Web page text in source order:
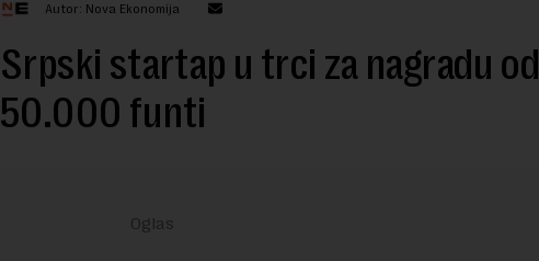
Autor: Nova Ekonomija
Srpski startap u trci za nagradu od
50.000 funti